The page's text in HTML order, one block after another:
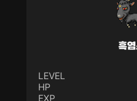
흑
LEVEL
HP
EXP